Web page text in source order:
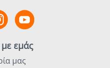
με εμάς
μας